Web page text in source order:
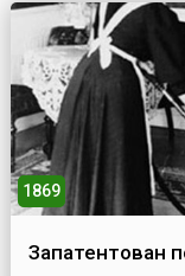
1869
Запатентован